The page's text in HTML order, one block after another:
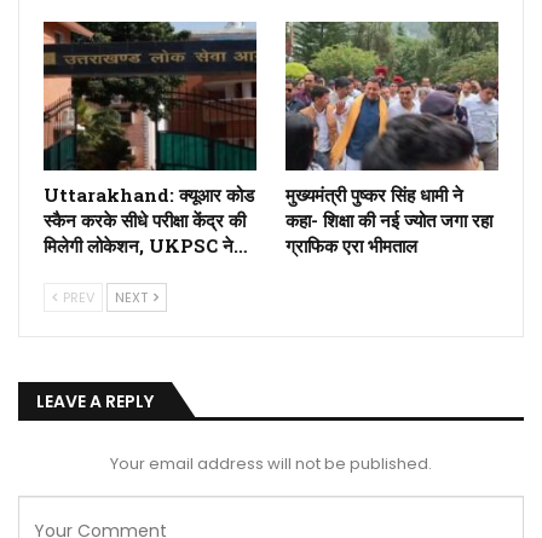
Uttarakhand: क्यूआर कोड
स्कैन करके सीधे परीक्षा केंद्र की
मिलेगी लोकेशन, UKPSC ने…
मुख्यमंत्री पुष्कर सिंह धामी ने
कहा- शिक्षा की नई ज्योत जगा रहा
ग्राफिक एरा भीमताल
PREV NEXT
LEAVE A REPLY
Your email address will not be published.